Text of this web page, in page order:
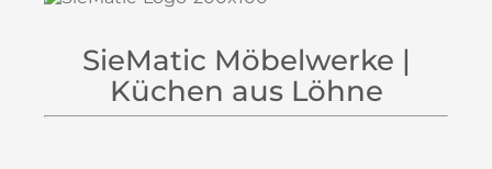
SieMatic Möbelwerke |
Küchen aus Löhne